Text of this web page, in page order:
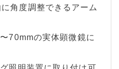
角度調整できるアーム
70mmの実体顕微鏡に